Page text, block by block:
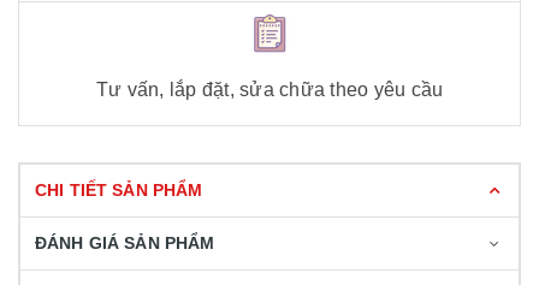
Tư vấn, lắp đặt, sửa chữa theo yêu cầu
CHI TIẾT SẢN PHẨM
ĐÁNH GIÁ SẢN PHẨM